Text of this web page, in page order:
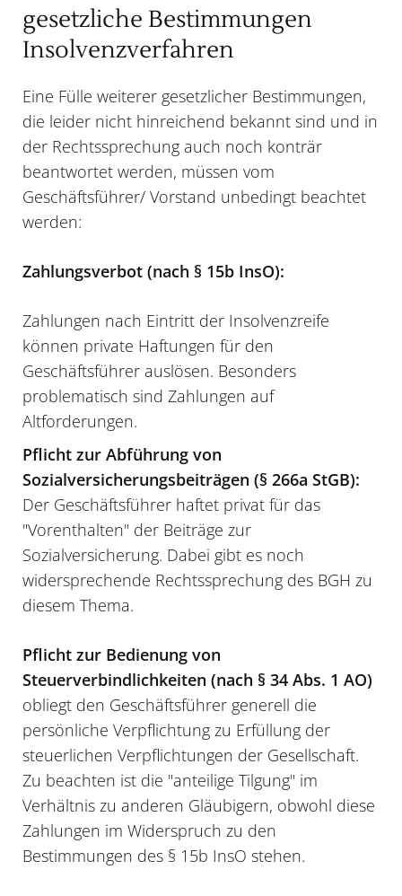
gesetzliche Bestimmungen
Insolvenzverfahren
Eine Fülle weiterer gesetzlicher Bestimmungen,
die leider nicht hinreichend bekannt sind und in
der Rechtssprechung auch noch konträr
beantwortet werden, müssen vom
Geschäftsführer/ Vorstand unbedingt beachtet
werden:
Zahlungsverbot (nach § 15b InsO):
Zahlungen nach Eintritt der Insolvenzreife
können private Haftungen für den
Geschäftsführer auslösen. Besonders
problematisch sind Zahlungen auf
Altforderungen.
Pflicht zur Abführung von
Sozialversicherungsbeiträgen (§ 266a StGB):
Der Geschäftsführer haftet privat für das
"Vorenthalten" der Beiträge zur
Sozialversicherung. Dabei gibt es noch
widersprechende Rechtssprechung des BGH zu
diesem Thema.
Pflicht zur Bedienung von
Steuerverbindlichkeiten (nach § 34 Abs. 1 AO)
obliegt den Geschäftsführer generell die
persönliche Verpflichtung zu Erfüllung der
steuerlichen Verpflichtungen der Gesellschaft.
Zu beachten ist die "anteilige Tilgung" im
Verhältnis zu anderen Gläubigern, obwohl diese
Zahlungen im Widerspruch zu den
Bestimmungen des § 15b InsO stehen.